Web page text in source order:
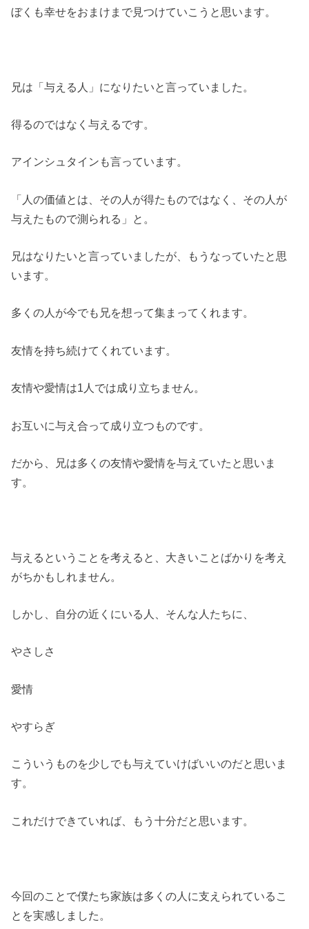
ぼくも幸せをおまけまで見つけていこうと思います。
兄は「与える人」になりたいと言っていました。
得るのではなく与えるです。
アインシュタインも言っています。
「人の価値とは、その人が得たものではなく、その人が
与えたもので測られる」と。
兄はなりたいと言っていましたが、もうなっていたと思
います。
多くの人が今でも兄を想って集まってくれます。
友情を持ち続けてくれています。
友情や愛情は1人では成り立ちません。
お互いに与え合って成り立つものです。
だから、兄は多くの友情や愛情を与えていたと思いま
す。
与えるということを考えると、大きいことばかりを考え
がちかもしれません。
しかし、自分の近くにいる人、そんな人たちに、
やさしさ
愛情
やすらぎ
こういうものを少しでも与えていけばいいのだと思いま
す。
これだけできていれば、もう十分だと思います。
今回のことで僕たち家族は多くの人に支えられているこ
とを実感しました。